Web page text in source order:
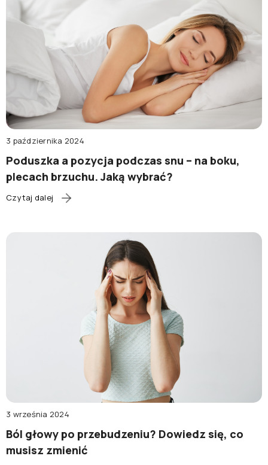
3 października 2024
Poduszka a pozycja podczas snu – na boku,
plecach brzuchu. Jaką wybrać?
Czytaj dalej
3 września 2024
Ból głowy po przebudzeniu? Dowiedz się, co
musisz zmienić